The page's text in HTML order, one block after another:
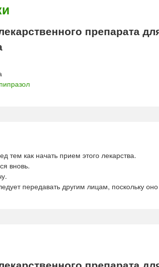
препарата
тем как начать прием этого лекарства.
вновь.
передавать другим лицам, поскольку